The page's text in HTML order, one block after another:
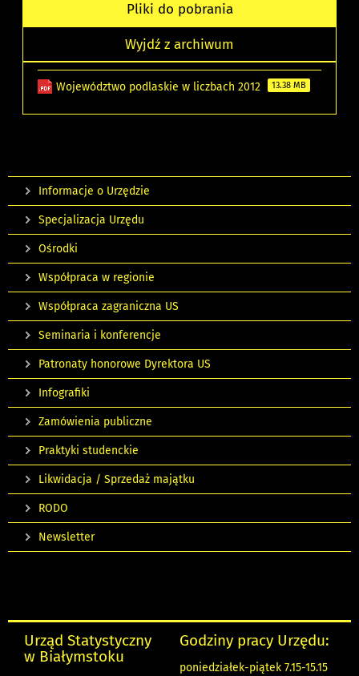
Pliki do pobrania
Wyjdź z archiwum
Województwo podlaskie w liczbach 2012 13.38 MB
Informacje o Urzędzie
Specjalizacja Urzędu
Ośrodki
Współpraca w regionie
Współpraca zagraniczna US
Seminaria i konferencje
Patronaty honorowe Dyrektora US
Infografiki
Zamówienia publiczne
Praktyki studenckie
Likwidacja / Sprzedaż majątku
RODO
Newsletter
Urząd Statystyczny
w Białymstoku
Godziny pracy Urzędu:
poniedziałek-piątek 7.15-15.15